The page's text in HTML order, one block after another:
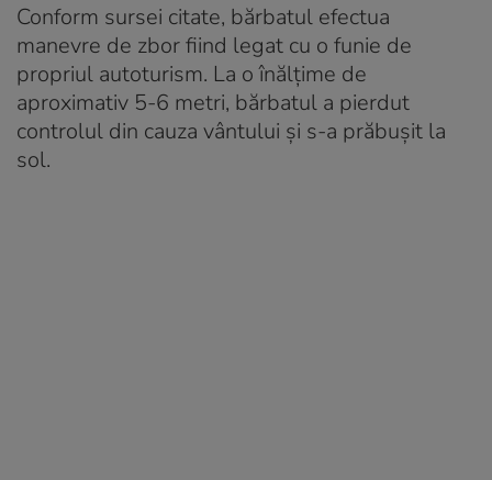
Conform sursei citate, bărbatul efectua
manevre de zbor fiind legat cu o funie de
propriul autoturism. La o înălțime de
aproximativ 5-6 metri, bărbatul a pierdut
controlul din cauza vântului și s-a prăbușit la
sol.